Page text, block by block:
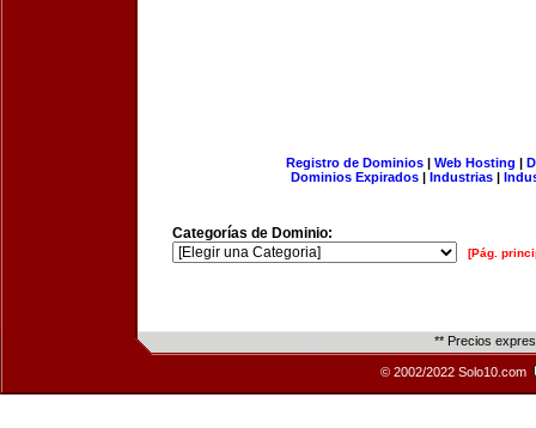
Registro de Dominios| Web Hosting |
Dominios Expirados | Industrias |
Categorías de Dominio:
[Pág.
** Precios
© 2002/2022 Solo10.com